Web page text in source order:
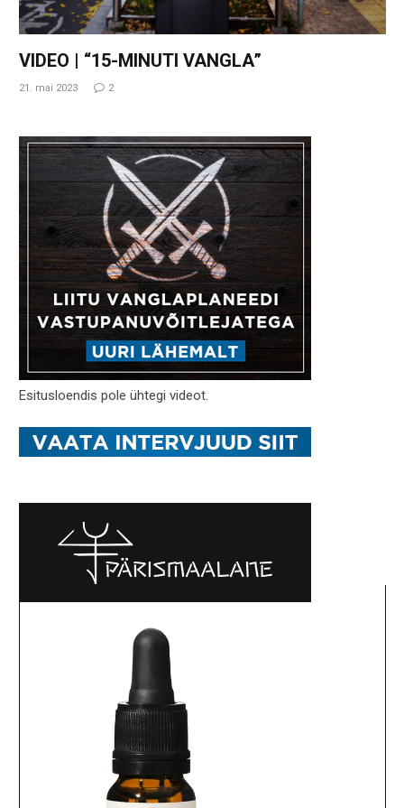
VIDEO | “15-MINUTI VANGLA”
21. mai 2023 2
Esitusloendis pole ühtegi videot.